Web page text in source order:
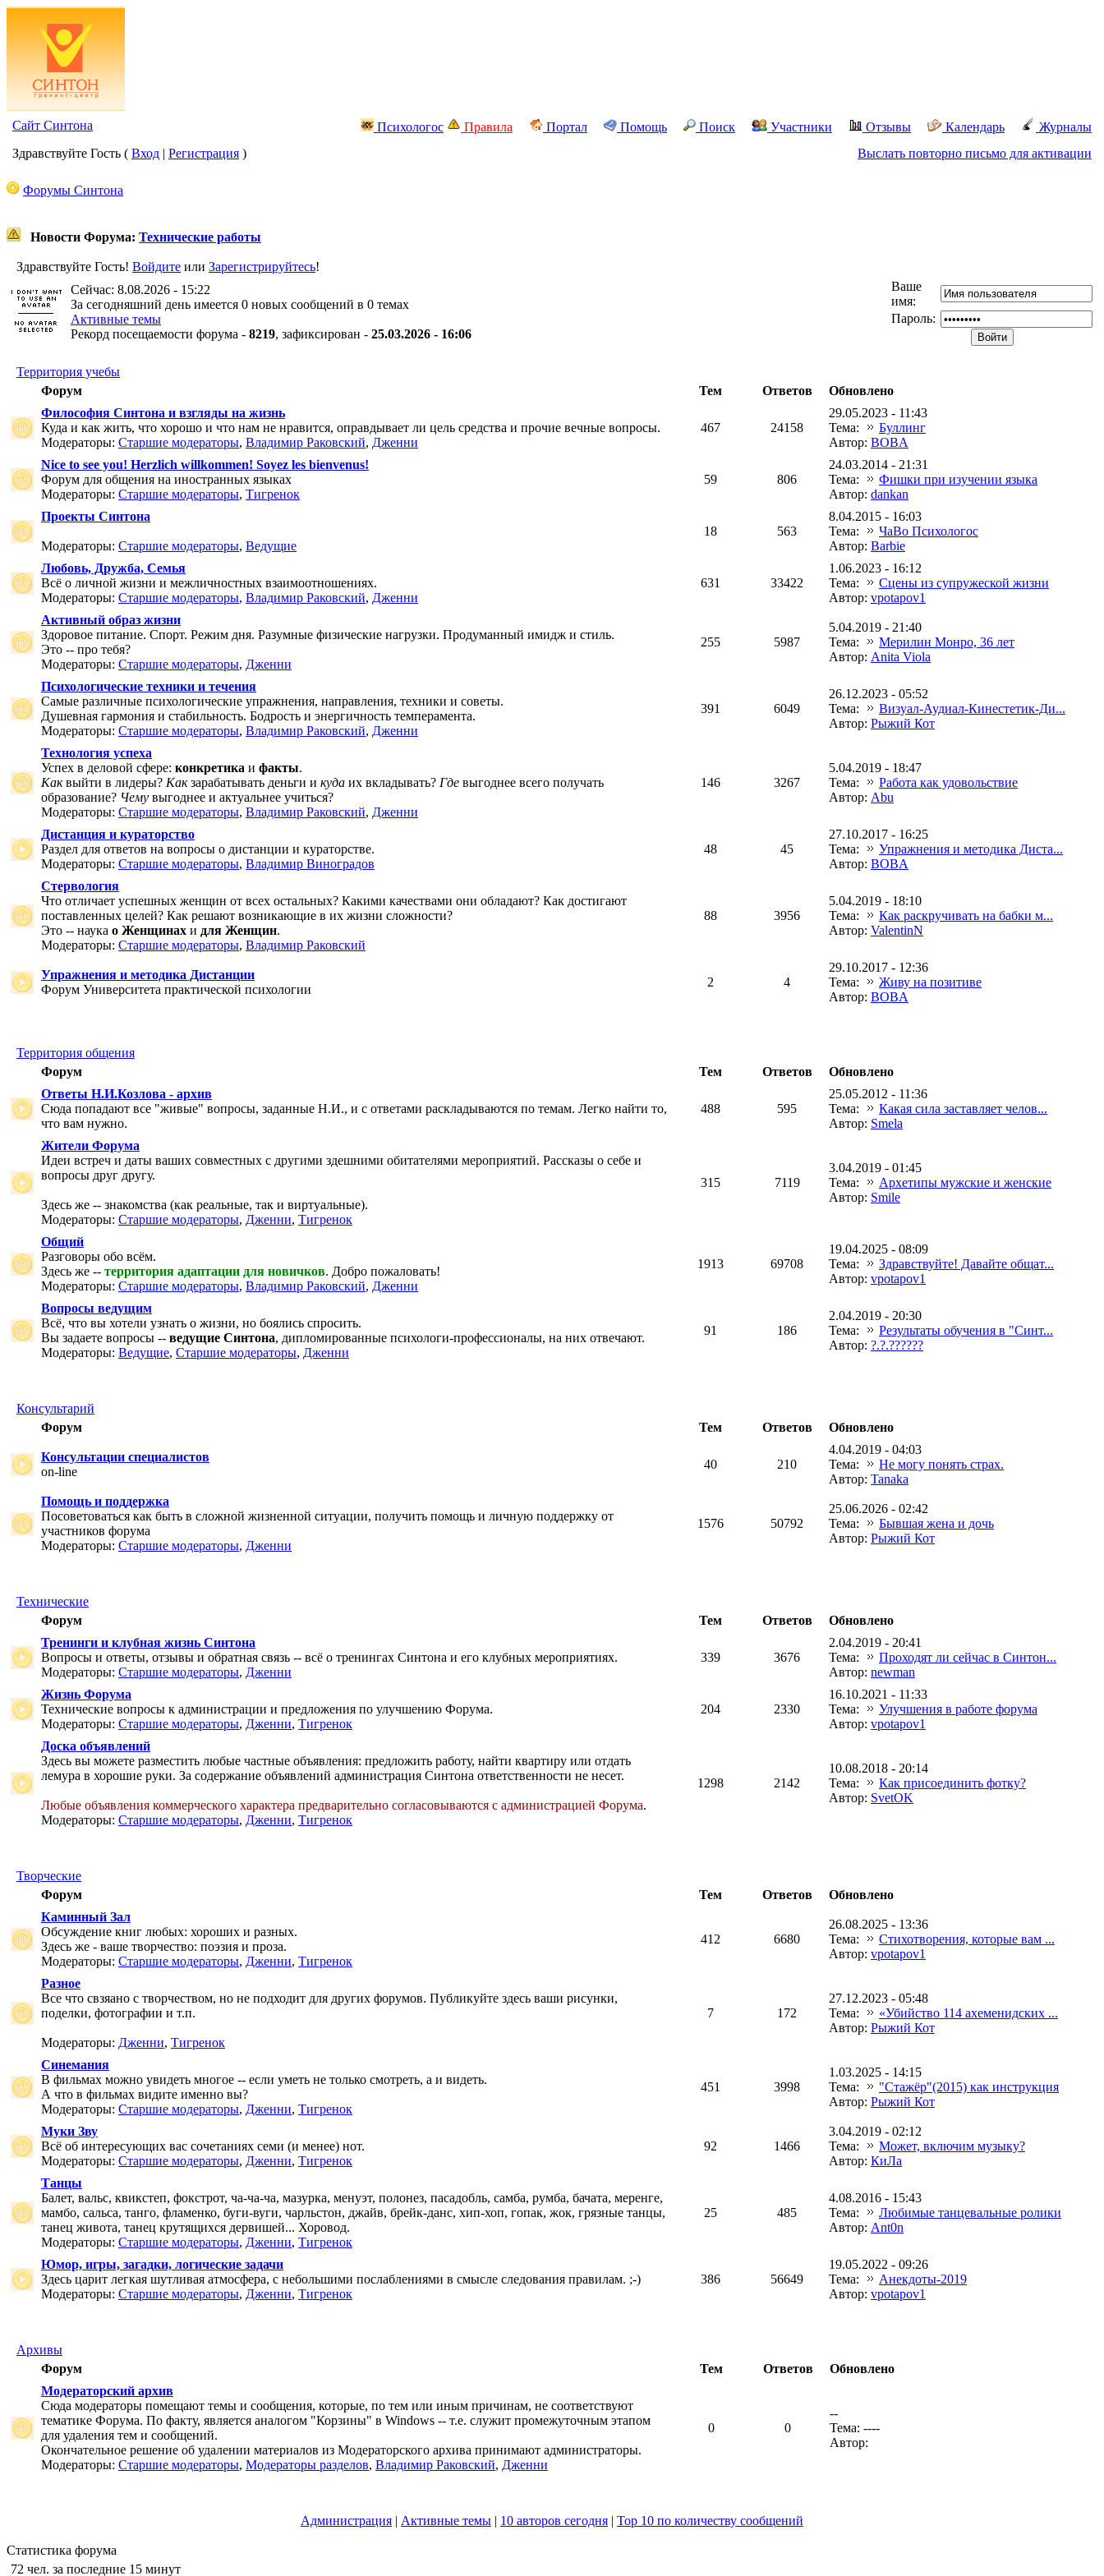
Сайт Синтона Психологос Правила Портал Помощь Поиск Участники Отзывы Календарь
Журналы
Здравствуйте Гость ( Вход | Регистрация ) Выслать повторно письмо для активации
Форумы Синтона
Новости Форума: Технические работы
Здравствуйте Гость! Войдите или Зарегистрируйтесь!
Сейчас: 8.08.2026 - 15:22
За сегодняшний день имеется 0 новых сообщений в 0 темах
Активные темы
Рекорд посещаемости форума - 8219, зафиксирован - 25.03.2026 - 16:06
Ваше
имя:
Пароль:
Территория учебы
Форум
Тем Ответов
Обновлено
Философия Синтона и взгляды на жизнь
Куда и как жить, что хорошо и что нам не нравится, оправдывает ли цель средства и прочие вечные вопросы.
Модераторы: Старшие модераторы, Владимир Раковский, Дженни
467 24158
29.05.2023 - 11:43
Тема:
Буллинг
Автор: BOBA
Nice to see you! Herzlich willkommen! Soyez les bienvenus!
Форум для общения на иностранных языках
Модераторы: Старшие модераторы, Тигренок
59 806
24.03.2014 - 21:31
Тема:
Фишки при изучении языка
Автор: dankan
Проекты Синтона
Модераторы: Старшие модераторы, Ведущие
18 563
8.04.2015 - 16:03
Тема:
ЧаВо Психологос
Автор: Barbie
Любовь, Дружба, Семья
Всё о личной жизни и межличностных взаимоотношениях.
Модераторы: Старшие модераторы, Владимир Раковский, Дженни
631 33422
1.06.2023 - 16:12
Тема:
Сцены из супружеской жизни
Автор: vpotapov1
Активный образ жизни
Здоровое питание. Спорт. Режим дня. Разумные физические нагрузки. Продуманный имидж и стиль.
Это -- про тебя?
Модераторы: Старшие модераторы, Дженни
255 5987
5.04.2019 - 21:40
Тема:
Мерилин Монро, 36 лет
Автор: Anita Viola
Психологические техники и течения
Самые различные психологические упражнения, направления, техники и советы.
Душевная гармония и стабильность. Бодрость и энергичность темперамента.
Модераторы: Старшие модераторы, Владимир Раковский, Дженни
391 6049
26.12.2023 - 05:52
Тема:
Визуал-Аудиал-Кинестетик-Ди...
Автор: Рыжий Кот
Технология успеха
Успех в деловой сфере: конкретика и факты.
Каквыйти в лидеры? Какзарабатывать деньги и куда их вкладывать? Где выгоднее всего получать
образование? Чему выгоднее и актуальнее учиться?
Модераторы: Старшие модераторы, Владимир Раковский, Дженни
146 3267
5.04.2019 - 18:47
Тема:
Работа как удовольствие
Автор: Abu
Дистанция и кураторство
Раздел для ответов на вопросы о дистанции и кураторстве.
Модераторы: Старшие модераторы, Владимир Виноградов
48 45
27.10.2017 - 16:25
Тема:
Упражнения и методика Диста...
Автор: BOBA
Стервология
Что отличает успешных женщин от всех остальных? Какими качествами они обладают? Как достигают
поставленных целей? Как решают возникающие в их жизни сложности?
Это -- наука о Женщинах и для Женщин.
Модераторы: Старшие модераторы, Владимир Раковский
88 3956
5.04.2019 - 18:10
Тема:
Как раскручивать на бабки м...
Автор: ValentinN
Упражнения и методика Дистанции
Форум Университета практической психологии
2 4
29.10.2017 - 12:36
Тема:
Живу на позитиве
Автор: BOBA
Территория общения
Форум
Тем Ответов
Обновлено
Ответы Н.И.Козлова - архив
Сюда попадают все "живые" вопросы, заданные Н.И., и с ответами раскладываются по темам. Легко найти то,
что вам нужно.
488 595
25.05.2012 - 11:36
Тема:
Какая сила заставляет челов...
Автор: Smela
Жители Форума
Идеи встреч и даты ваших совместных с другими здешними обитателями мероприятий. Рассказы о себе и
вопросы друг другу.
Здесь же -- знакомства (как реальные, так и виртуальные).
Модераторы: Старшие модераторы, Дженни, Тигренок
315 7119
3.04.2019 - 01:45
Тема:
Архетипы мужские и женские
Автор: Smile
Общий
Разговоры обо всём.
Здесь же -- территория адаптации для новичков. Добро пожаловать!
Модераторы: Старшие модераторы, Владимир Раковский, Дженни
1913 69708
19.04.2025 - 08:09
Тема:
Здравствуйте! Давайте общат...
Автор: vpotapov1
Вопросы ведущим
Всё, что вы хотели узнать о жизни, но боялись спросить.
Вы задаете вопросы -- ведущие Синтона, дипломированные психологи-профессионалы, на них отвечают.
Модераторы: Ведущие, Старшие модераторы, Дженни
91 186
2.04.2019 - 20:30
Тема:
Результаты обучения в "Синт...
Автор: ?.?.??????
Консультарий
Форум
Тем Ответов Обновлено
Консультации специалистов
on-line
40 210
4.04.2019 - 04:03
Тема:
Не могу понять страх.
Автор: Tanaka
Помощь и поддержка
Посоветоваться как быть в сложной жизненной ситуации, получить помощь и личную поддержку от
участников форума
Модераторы: Старшие модераторы, Дженни
1576 50792
25.06.2026 - 02:42
Тема:
Бывшая жена и дочь
Автор: Рыжий Кот
Технические
Форум
Тем Ответов
Обновлено
Тренинги и клубная жизнь Синтона
Вопросы и ответы, отзывы и обратная связь -- всё о тренингах Синтона и его клубных мероприятиях.
Модераторы: Старшие модераторы, Дженни
339 3676
2.04.2019 - 20:41
Тема:
Проходят ли сейчас в Синтон...
Автор: newman
Жизнь Форума
Технические вопросы к администрации и предложения по улучшению Форума.
Модераторы: Старшие модераторы, Дженни, Тигренок
204 2330
16.10.2021 - 11:33
Тема:
Улучшения в работе форума
Автор: vpotapov1
Доска объявлений
Здесь вы можете разместить любые частные объявления: предложить работу, найти квартиру или отдать
лемура в хорошие руки. За содержание объявлений администрация Синтона ответственности не несет.
Любые объявления коммерческого характера предварительно согласовываются с администрацией Форума.
Модераторы: Старшие модераторы, Дженни, Тигренок
1298 2142
10.08.2018 - 20:14
Тема:
Как присоединить фотку?
Автор: SvetOK
Творческие
Форум
Тем Ответов
Обновлено
Каминный Зал
Обсуждение книг любых: хороших и разных.
Здесь же - ваше творчество: поэзия и проза.
Модераторы: Старшие модераторы, Дженни, Тигренок
412 6680
26.08.2025 - 13:36
Тема:
Стихотворения, которые вам ...
Автор: vpotapov1
Разное
Все что свзяано с творчеством, но не подходит для других форумов. Публикуйте здесь ваши рисунки,
поделки, фотографии и т.п.
Модераторы: Дженни, Тигренок
7 172
27.12.2023 - 05:48
Тема:
«Убийство 114 ахеменидских ...
Автор: Рыжий Кот
Синемания
В фильмах можно увидеть многое -- если уметь не только смотреть, а и видеть.
А что в фильмах видите именно вы?
Модераторы: Старшие модераторы, Дженни, Тигренок
451 3998
1.03.2025 - 14:15
Тема:
"Стажёр"(2015) как инструкция
Автор: Рыжий Кот
Муки Зву
Всё об интересующих вас сочетаниях семи (и менее) нот.
Модераторы: Старшие модераторы, Дженни, Тигренок
92 1466
3.04.2019 - 02:12
Тема:
Может, включим музыку?
Автор: КиЛа
Танцы
Балет, вальс, квикстеп, фокстрот, ча-ча-ча, мазурка, менуэт, полонез, пасадобль, самба, румба, бачата, меренге,
мамбо, сальса, танго, фламенко, буги-вуги, чарльстон, джайв, брейк-данс, хип-хоп, гопак, жок, грязные танцы,
танец живота, танец крутящихся дервишей... Хоровод.
Модераторы: Старшие модераторы, Дженни, Тигренок
25 485
4.08.2016 - 15:43
Тема:
Любимые танцевальные ролики
Автор: Ant0n
Юмор, игры, загадки, логические задачи
Здесь царит легкая шутливая атмосфера, с небольшими послаблениями в смысле следования правилам. ;-)
Модераторы: Старшие модераторы, Дженни, Тигренок
386 56649
19.05.2022 - 09:26
Тема:
Анекдоты-2019
Автор: vpotapov1
Архивы
Форум
Тем Ответов
Обновлено
Модераторский архив
Сюда модераторы помещают темы и сообщения, которые, по тем или иным причинам, не соответствуют
тематике Форума. По факту, является аналогом "Корзины" в Windows -- т.е. служит промежуточным этапом
для удаления тем и сообщений.
Окончательное решение об удалении материалов из Модераторского архива принимают администраторы.
Модераторы: Старшие модераторы, Модераторы разделов, Владимир Раковский, Дженни
0 0
--
Тема: ----
Автор:
Администрация | Активные темы | 10 авторов сегодня | Top 10 по количеству сообщений
Статистика форума
72 чел. за последние 15 минут